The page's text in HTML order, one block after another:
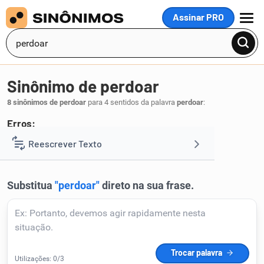
Assinar PRO
MENU
Reescrever Texto
Corrigir Texto
Sinônimo de perdoar
8 sinônimos de perdoar para 4 sentidos da palavra perdoar:
Erros:
1 relevar.